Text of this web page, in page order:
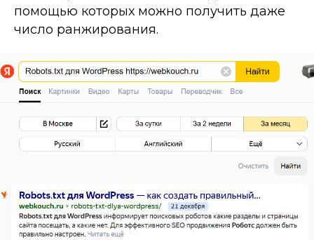
помощью которых можно получить даже
число ранжирования.